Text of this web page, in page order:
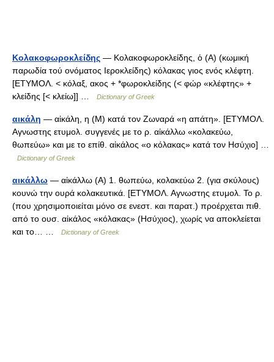
Κολακοφωροκλείδης — Κολακοφωροκλείδης, ὁ (Α) (κωμική
παρωδία τού ονόματος Ιεροκλείδης) κόλακας γιος ενός κλέφτη.
[ΕΤΥΜΟΛ. < κόλαξ, ακος + *φωροκλείδης (< φώρ «κλέφτης» +
κλείδης [< κλείω]] …
Dictionary of Greek
αικάλη — αἰκάλη, η (Μ) κατά τον Ζωναρά «η απάτη». [ΕΤΥΜΟΛ.
Αγνωστης ετυμολ. συγγενές με το ρ. αἰκάλλω «κολακεύω,
θωπεύω» και με το επίθ. αἰκάλος «ο κόλακας» κατά τον Ησύχιο] …
Dictionary of Greek
αικάλλω — αἰκάλλω (Α) 1. θωπεύω, κολακεύω 2. (για σκύλους)
κουνώ την ουρά κολακευτικά. [ΕΤΥΜΟΛ. Αγνωστης ετυμολ. Το ρ.
(που χρησιμοποιείται μόνο σε ενεστ. και παρατ.) προέρχεται πιθ.
από το ουσ. αἰκάλος «κόλακας» (Ησύχιος), χωρίς να αποκλείεται
και το… …
Dictionary of Greek